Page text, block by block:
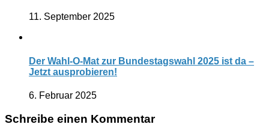
11. September 2025
Der Wahl-O-Mat zur Bundestagswahl 2025 ist da –
Jetzt ausprobieren!
6. Februar 2025
Schreibe einen Kommentar